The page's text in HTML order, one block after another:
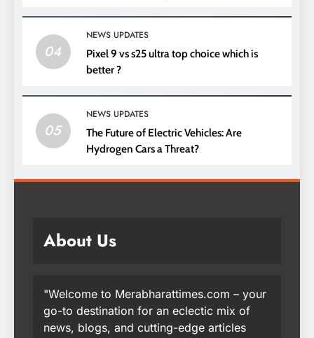
04
NEWS UPDATES
Pixel 9 vs s25 ultra top choice which is
better ?
05
NEWS UPDATES
The Future of Electric Vehicles: Are
Hydrogen Cars a Threat?
About Us
"Welcome to Merabharattimes.com – your
go-to destination for an eclectic mix of
news, blogs, and cutting-edge articles